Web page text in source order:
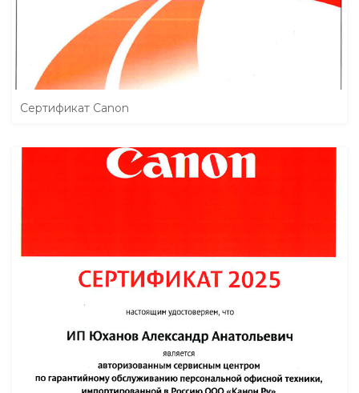
Сертификат Canon